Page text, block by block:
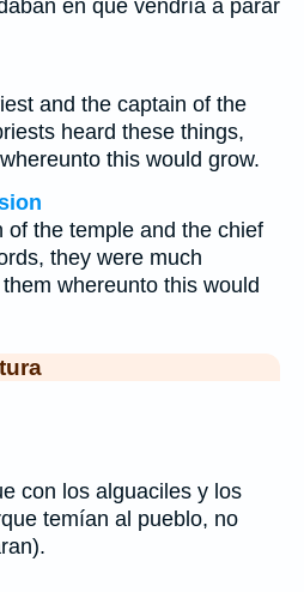
en qué vendría a parar
and the captain of the
heard these things,
this would grow.
of the temple and the chief
they were much
whereunto this would
con los alguaciles y los
temían al pueblo, no